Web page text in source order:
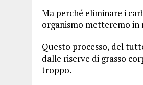
Ma perché eliminare i
organismo metteremo
Questo processo, del
dalle riserve di grasso
troppo.